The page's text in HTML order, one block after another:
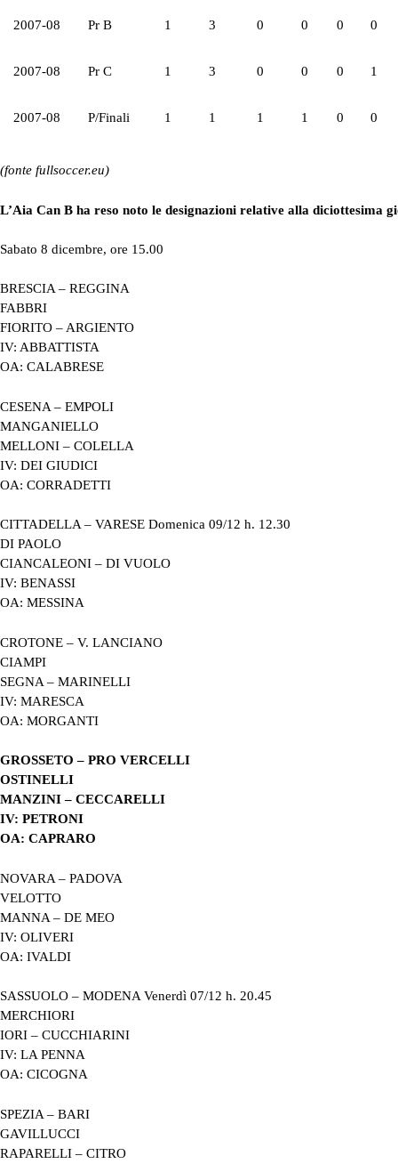
2007-08 Pr B 1 3 0 0 0 0
2007-08 Pr C 1 3 0 0 0 1
2007-08 P/Finali 1 1 1 1 0 0
(fonte fullsoccer.eu)
L’Aia Can B ha reso noto le designazioni relative alla diciottesima
Sabato 8 dicembre, ore 15.00
BRESCIA – REGGINA
FABBRI
FIORITO – ARGIENTO
IV: ABBATTISTA
OA: CALABRESE
CESENA – EMPOLI
MANGANIELLO
MELLONI – COLELLA
IV: DEI GIUDICI
OA: CORRADETTI
CITTADELLA – VARESE Domenica 09/12 h. 12.30
DI PAOLO
CIANCALEONI – DI VUOLO
IV: BENASSI
OA: MESSINA
CROTONE – V. LANCIANO
CIAMPI
SEGNA – MARINELLI
IV: MARESCA
OA: MORGANTI
GROSSETO – PRO VERCELLI
OSTINELLI
MANZINI – CECCARELLI
IV: PETRONI
OA: CAPRARO
NOVARA – PADOVA
VELOTTO
MANNA – DE MEO
IV: OLIVERI
OA: IVALDI
SASSUOLO – MODENA Venerdì 07/12 h. 20.45
MERCHIORI
IORI – CUCCHIARINI
IV: LA PENNA
OA: CICOGNA
SPEZIA – BARI
GAVILLUCCI
RAPARELLI – CITRO